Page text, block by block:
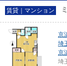
賃貸｜マンション
京
埼
京
埼